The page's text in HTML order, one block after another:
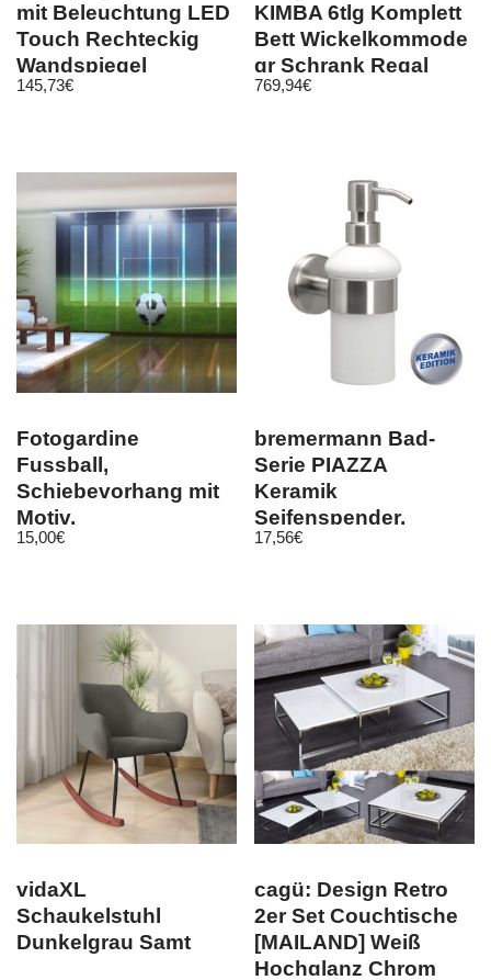
mit Beleuchtung LED
Touch Rechteckig
Wandspiegel
Kaltweiß
145,73€
KIMBA 6tlg Komplett
Bett Wickelkommode
gr Schrank Regal
Eiche-S.
769,94€
Fotogardine
Fussball,
Schiebevorhang mit
Motiv,
Flächenvorhang
15,00€
bremermann Bad-
Serie PIAZZA
Keramik
Seifenspender,
Edelstahl matt
17,56€
vidaXL
Schaukelstuhl
Dunkelgrau Samt
cagü: Design Retro
2er Set Couchtische
[MAILAND] Weiß
Hochglanz Chrom